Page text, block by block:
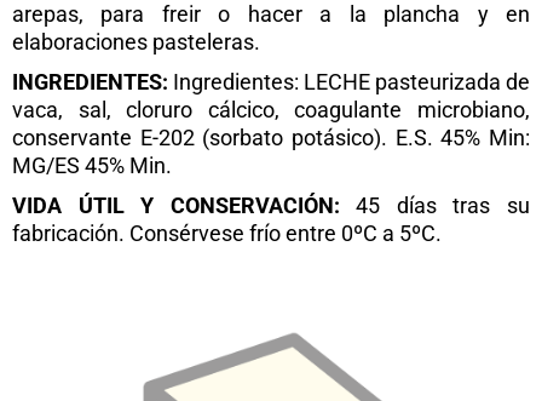
arepas, para freir o hacer a la plancha y en
elaboraciones pasteleras.
INGREDIENTES: Ingredientes: LECHE pasteurizada de
vaca, sal, cloruro cálcico, coagulante microbiano,
conservante E-202 (sorbato potásico). E.S. 45% Min:
MG/ES 45% Min.
VIDA ÚTIL Y CONSERVACIÓN: 45 días tras su
fabricación. Consérvese frío entre 0ºC a 5ºC.